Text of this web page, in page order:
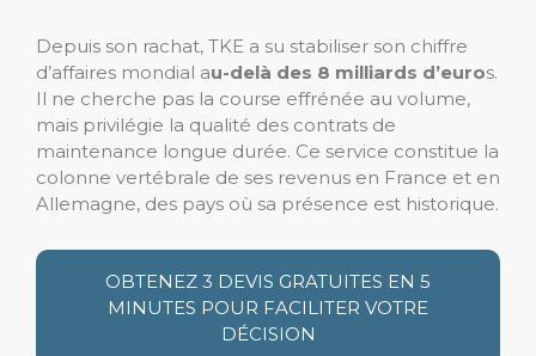
Depuis son rachat, TKE a su stabiliser son chiffre
d’affaires mondial au-delà des 8 milliards d’euros.
Il ne cherche pas la course effrénée au volume,
mais privilégie la qualité des contrats de
maintenance longue durée. Ce service constitue la
colonne vertébrale de ses revenus en France et en
Allemagne, des pays où sa présence est historique.
OBTENEZ 3 DEVIS GRATUITES EN 5
MINUTES POUR FACILITER VOTRE
DÉCISION